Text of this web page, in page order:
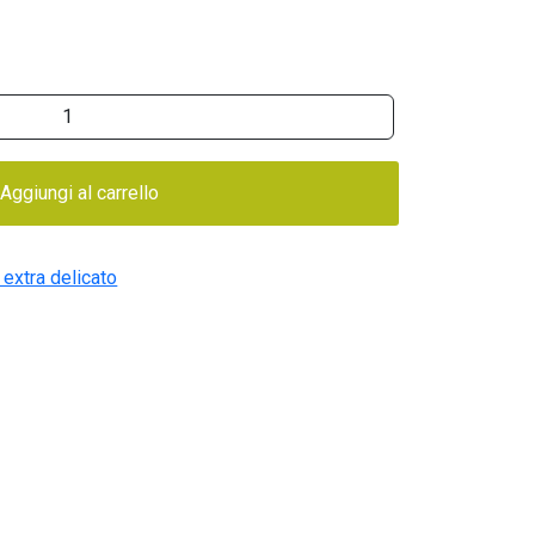
Aggiungi al carrello
delicato